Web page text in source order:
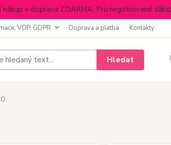
nákup = doprava ZDARMA. Pro registrované
VOP, GDPR Doprava a platba Kontakty
Hledat